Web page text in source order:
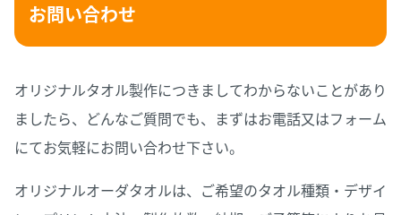
お問い合わせ
オリジナルタオル製作につきましてわからないことがあり
ましたら、どんなご質問でも、まずはお電話又はフォーム
にてお気軽にお問い合わせ下さい。
オリジナルオーダタオルは、ご希望のタオル種類・デザイ